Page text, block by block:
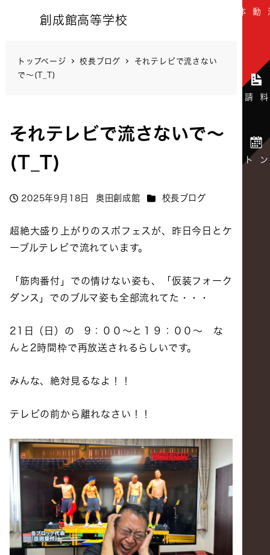
創成館高等学校
トップページ 校長ブログ
それテレビで流さない
で～(T_T)
それテレビで流さないで～
(T_T)
投稿日
2025年9月18日
著
奥田創成館 カテゴリー
校長ブログ
超絶大盛り上がりのスポフェスが、昨日今日とケ
ーブルテレビで流れています。
「筋肉番付」での情けない姿も、「仮装フォーク
ダンス」でのブルマ姿も全部流れてた・・・
21日（日）の 9：００～と１９：００～ な
んと2時間枠で再放送されるらしいです。
みんな、絶対見るなよ！！
テレビの前から離れなさい！！